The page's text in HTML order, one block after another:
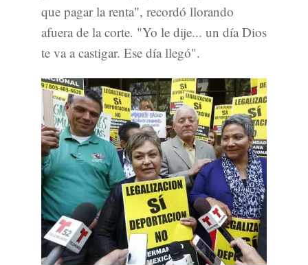
que pagar la renta", recordó llorando
afuera de la corte. "Yo le dije... un día Dios
te va a castigar. Ese día llegó".